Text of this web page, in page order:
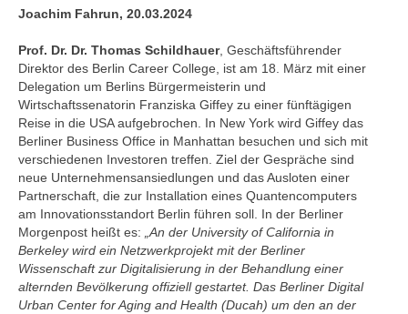
Joachim Fahrun, 20.03.2024
Prof. Dr. Dr. Thomas Schildhauer, Geschäftsführender
Direktor des Berlin Career College, ist am 18. März mit einer
Delegation um Berlins Bürgermeisterin und
Wirtschaftssenatorin Franziska Giffey zu einer fünftägigen
Reise in die USA aufgebrochen. In New York wird Giffey das
Berliner Business Office in Manhattan besuchen und sich mit
verschiedenen Investoren treffen. Ziel der Gespräche sind
neue Unternehmensansiedlungen und das Ausloten einer
Partnerschaft, die zur Installation eines Quantencomputers
am Innovationsstandort Berlin führen soll. In der Berliner
Morgenpost heißt es:
„An der University of California in
Berkeley wird ein Netzwerkprojekt mit der Berliner
Wissenschaft zur Digitalisierung in der Behandlung einer
alternden Bevölkerung offiziell gestartet. Das Berliner Digital
Urban Center for Aging and Health (Ducah) um den an der